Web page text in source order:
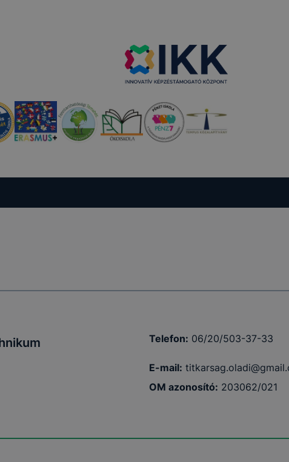
Telefon: 06/20/503-37-33
E-mail:
OM azonosító: 203062/021